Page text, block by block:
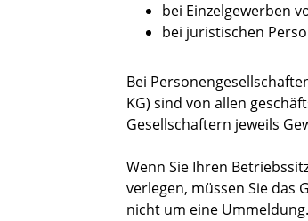
bei Einzelgewerben
bei juristischen
Bei
KG) sind von allen
Gesellschaftern jeweils
Wenn Sie Ihren
verlegen, müssen Sie das
nicht um eine Ummeldung.